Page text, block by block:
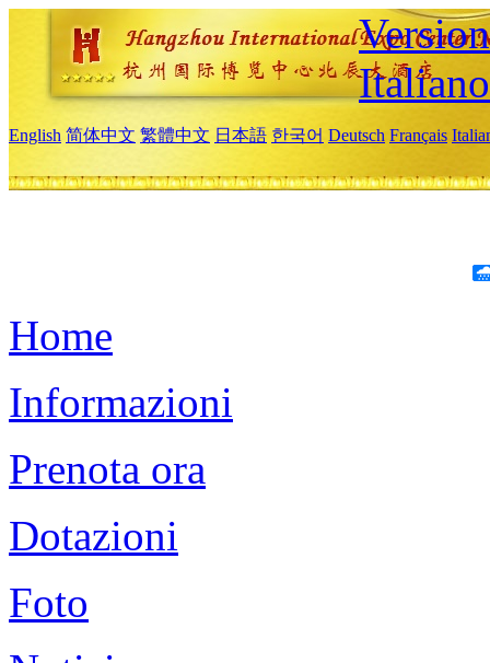
Italiano
English 简体中文 繁體中文 日本語 한국어 Deutsch Français
Home
Informazioni
Prenota ora
Dotazioni
Foto